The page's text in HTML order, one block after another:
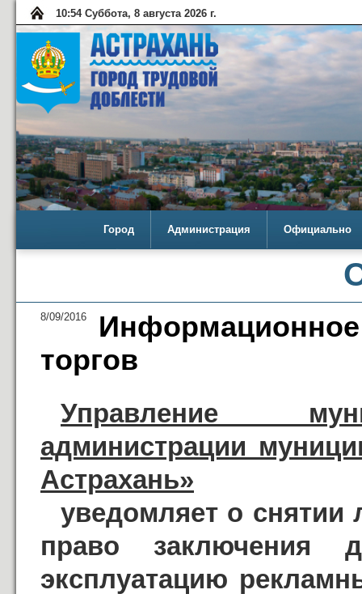
10:54 Суббота, 8 августа 2026 г.
Город Администрация Официально
8/09/2016
торгов
Управление
администрации
Астрахань»
уведомляет о
право заключения
эксплуатацию